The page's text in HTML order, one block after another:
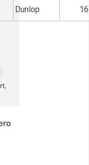
Dunlop 16
,